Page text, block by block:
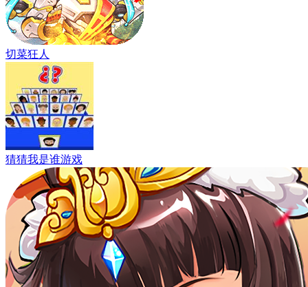
切菜狂人
猜猜我是谁游戏